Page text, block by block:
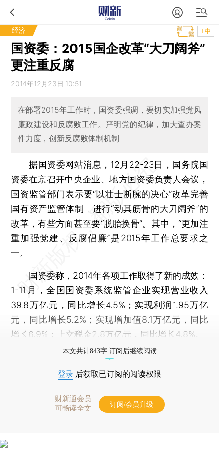
经济 T中
国资委：2015国企改革“大刀阔斧”
更注重反腐
2014年12月23日 10:51
在部署2015年工作时，国资委强调，要切实加强党风
廉政建设和反腐败工作。严明党的纪律，加大查办案
件力度，创新反腐败体制机制
据国资委网站消息，12月22-23日，国务院国
资委在京召开中央企业、地方国资委负责人会议，
国资监管部门表示要“以壮士断腕的决心”改革完善
国有资产监管体制，进行“动其筋骨的大刀阔斧”的
改革，有些方面甚至要“脱胎换骨”。其中，“更加注
重加强党建、反腐倡廉”是2015年工作总要求之
一。
国资委称，2014年各项工作取得了新的成效：
1-11月，全国国资委系统监管企业实现营业收入
39.8万亿元，同比增长4.5%；实现利润1.95万亿
元，同比增长5.2%；实现增加值8.1万亿元，同比
增长6.9%；上交税金2.8万亿元，同比增长4.8%。
本文共计843字 订阅后继续阅读
登录 后获取已订阅的阅读权限
财新通会员
可畅读全文
订阅/会员升级